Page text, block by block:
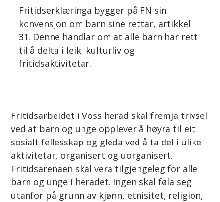
Fritidserklæringa bygger på FN sin
konvensjon om barn sine rettar, artikkel
31. Denne handlar om at alle barn har rett
til å delta i leik, kulturliv og
fritidsaktivitetar.
Fritidsarbeidet i Voss herad skal fremja trivsel
ved at barn og unge opplever å høyra til eit
sosialt fellesskap og gleda ved å ta del i ulike
aktivitetar, organisert og uorganisert.
Fritidsarenaen skal vera tilgjengeleg for alle
barn og unge i heradet. Ingen skal føla seg
utanfor på grunn av kjønn, etnisitet, religion,